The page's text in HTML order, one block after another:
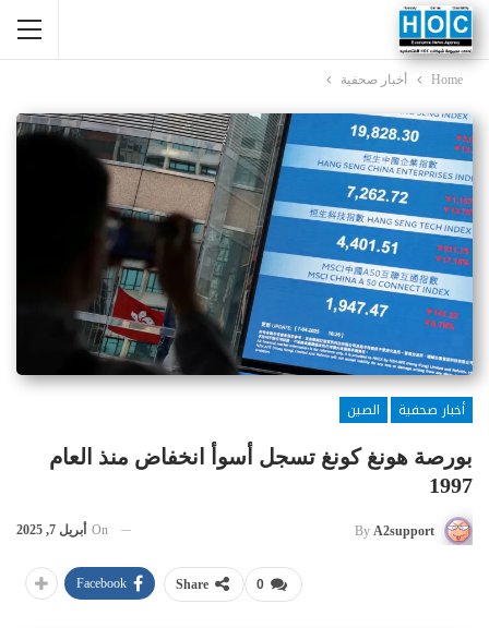
Home أخبار صحفية
أخبار صحفية
الصين
بورصة هونغ كونغ تسجل أسوأ انخفاض منذ العام
1997
By A2support
On أبريل 7, 2025
0
Share
Facebook